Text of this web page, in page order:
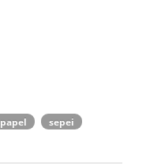
papel
sepei